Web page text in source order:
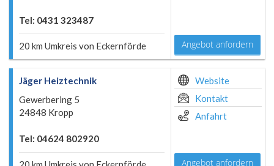
Tel: 0431 323487
20 km Umkreis von Eckernförde Angebot anfordern
Jäger Heiztechnik
Gewerbering 5
24848 Kropp
Tel: 04624 802920
Website
Kontakt
Anfahrt
Angebot anfordern